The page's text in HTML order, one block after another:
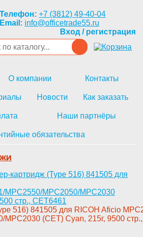
Телефон: +7 (3812) 49-40-04
Email: info@officetrade55.ru
Вход / регистрация
О компании Контакты
Новости Как заказать
Наши партнёры
обязательства
516) 841505 для­ RICOH Aficio
MPC2030 (CET) ­Cyan, 215г, 9500